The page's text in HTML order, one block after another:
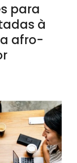
para
à
afro-